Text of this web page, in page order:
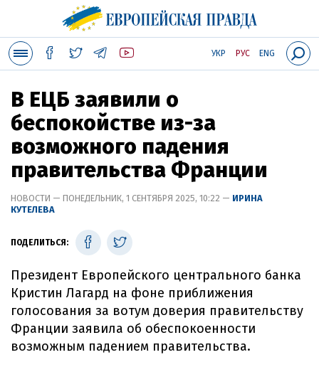
УКР РУС ENG
В ЕЦБ заявили о
беспокойстве из-за
возможного падения
правительства Франции
НОВОСТИ — ПОНЕДЕЛЬНИК, 1 СЕНТЯБРЯ 2025, 10:22 — ИРИНА
КУТЕЛЕВА
ПОДЕЛИТЬСЯ:
Президент Европейского центрального банка
Кристин Лагард на фоне приближения
голосования за вотум доверия правительству
Франции заявила об обеспокоенности
возможным падением правительства.